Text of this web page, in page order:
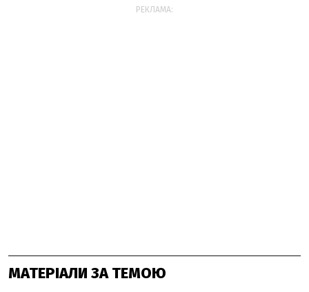
РЕКЛАМА:
МАТЕРІАЛИ ЗА ТЕМОЮ